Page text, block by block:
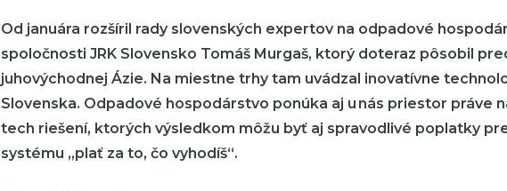
Od januára rozšíril rady slovenských expertov na odpadové
spoločnosti JRK Slovensko Tomáš Murgaš, ktorý doteraz pôsobil
juhovýchodnej Ázie. Na miestne trhy tam uvádzal inovatívne
Slovenska. Odpadové hospodárstvo ponúka aj u nás priestor práve
tech riešení, ktorých výsledkom môžu byť aj spravodlivé poplatky
systému „plať za to, čo vyhodíš“.